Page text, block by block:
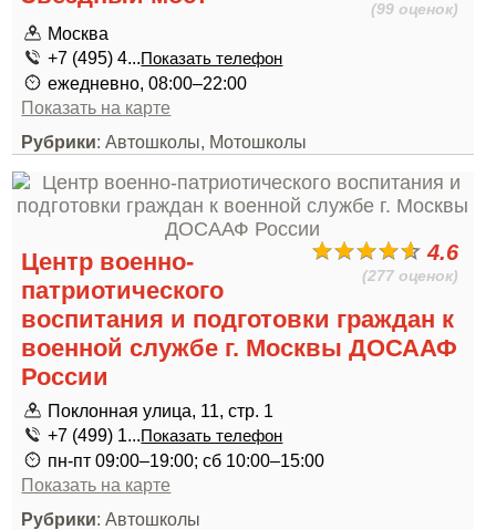
(99 оценок)
Москва
+7 (495) 4...Показать телефон
ежедневно, 08:00–22:00
Показать на карте
Рубрики: Автошколы, Мотошколы
4.6
(277 оценок)
Центр военно-
патриотического
воспитания и подготовки граждан к
военной службе г. Москвы ДОСААФ
России
Поклонная улица, 11, стр. 1
+7 (499) 1...Показать телефон
пн-пт 09:00–19:00; сб 10:00–15:00
Показать на карте
Рубрики: Автошколы